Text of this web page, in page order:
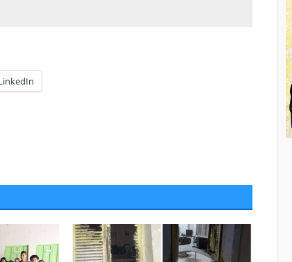
serem
o que diz o
feridos